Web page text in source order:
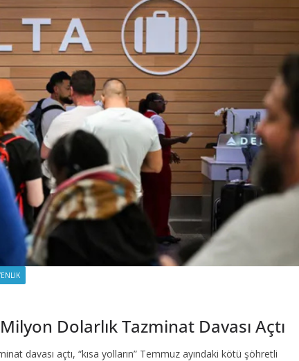
Dolarlık Tazminat Davası Açtı
davası açtı, “kısa yolların” Temmuz ayındaki kötü şöhretli